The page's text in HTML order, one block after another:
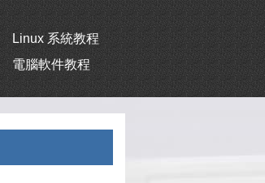
Linux 系統教程
電腦軟件教程